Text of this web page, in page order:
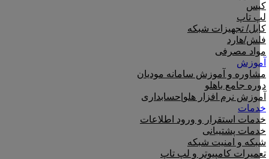
کیس
لپ تاپ
کابل/ تجهیزات شبکه
فلش/هارد
مواد مصرفی
آموزش
مشاوره و آموزش سامانه مودیان
دوره جامع باهلو
آموزش نرم افزار هلو|حسابداری
خدمات
خدمات استقرار و ورود اطلاعات
خدمات پشتیبانی
شبکه و امنیت شبکه
تعمیرات کامپیوتر و لپ تاپ